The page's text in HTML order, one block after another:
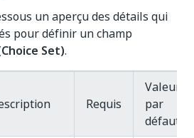
un aperçu des détails qui
pour définir un champ
Set).
Requis
Valeur
par
défaut